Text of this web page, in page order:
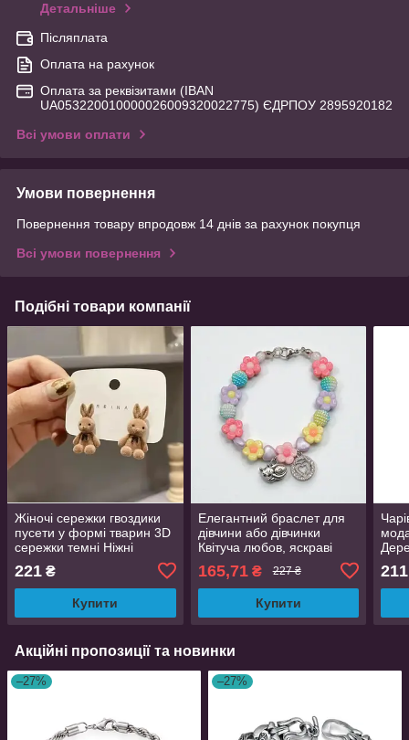
Детальніше
Післяплата
Оплата на рахунок
Оплата за реквізитами (IBAN
UA053220010000026009320022775) ЄДРПОУ 2895920182
Всі умови оплати
Умови повернення
Повернення товару впродовж 14 днів за рахунок покупця
Всі умови повернення
Подібні товари компанії
Жіночі сережки гвоздики
пусети у формі тварин 3D
сережки темні Ніжні
221 ₴
Купити
Елегантний браслет для
дівчини або дівчинки
Квітуча любов, яскраві
165,71₴ 227 ₴
Купити
211
Акційні пропозиції та новинки
–27% –27%